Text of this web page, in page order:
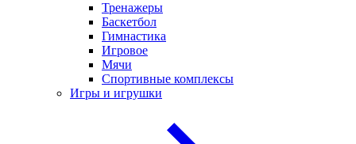
Тренажеры
Баскетбол
Гимнастика
Игровое
Мячи
Спортивные комплексы
Игры и игрушки